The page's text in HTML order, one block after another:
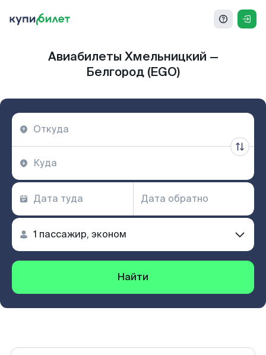
Авиабилеты Хмельницкий —
Белгород (EGO)
Найти